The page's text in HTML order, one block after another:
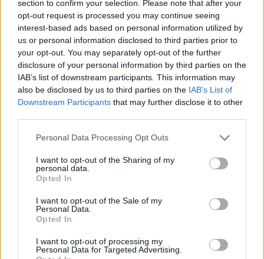
section to confirm your selection. Please note that after your
opt-out request is processed you may continue seeing
interest-based ads based on personal information utilized by
us or personal information disclosed to third parties prior to
your opt-out. You may separately opt-out of the further
disclosure of your personal information by third parties on the
IAB’s list of downstream participants. This information may
also be disclosed by us to third parties on the IAB’s List of
Downstream Participants that may further disclose it to other
Personal Data Processing Opt Outs
I want to opt-out of the Sharing of my
personal data.
Opted In
I want to opt-out of the Sale of my
Personal Data.
Opted In
I want to opt-out of processing my
Personal Data for Targeted Advertising.
(ΙΣΑ) καλεί τα μέλη του να μην παραλάβουν τα
ενιαία συνταγολόγια αλλά και να μην
υπογράψουν συμβάσεις με τον ΕΟΠΥΥ έως ότου
καθορισθεί μία ενιαία γραμμή από τον κλάδο.
Facebook
Twitter